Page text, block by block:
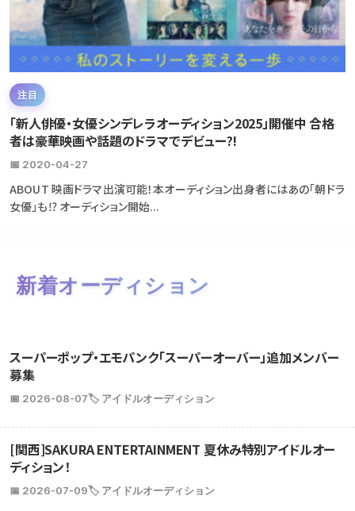
注目
「新人俳優・女優シンデレラオーディション2025」開催中 合格
者は豪華映画や話題のドラマでデビュー?!
📅 2020-04-27
ABOUT 映画ドラマ出演可能！本オーディション出身者にはあの「朝ドラ
女優」も⁉ オーディション開始...
新着オーディション
スーパーポップ・エモパンク「スーパーオーバー」追加メンバー
募集
📅 2026-08-07🏷️ アイドルオーディション
[関西]SAKURA ENTERTAINMENT 夏休み特別アイドルオー
ディション！
📅 2026-07-09🏷️ アイドルオーディション